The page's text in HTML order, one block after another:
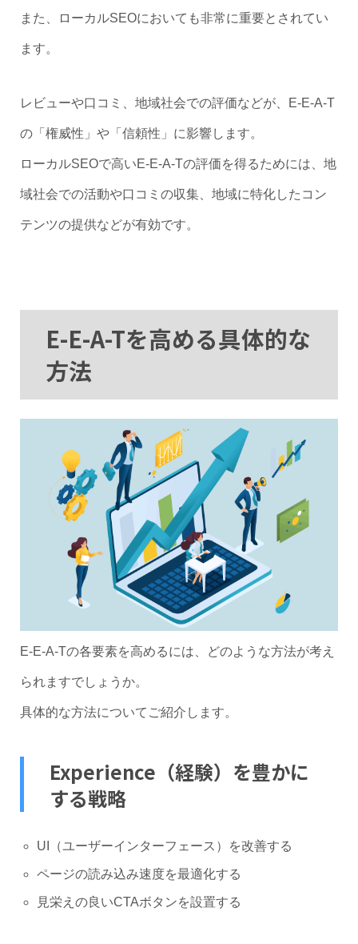
また、ローカルSEOにおいても非常に重要とされてい
ます。
レビューや口コミ、地域社会での評価などが、E-E-A-T
の「権威性」や「信頼性」に影響します。
ローカルSEOで高いE-E-A-Tの評価を得るためには、地
域社会での活動や口コミの収集、地域に特化したコン
テンツの提供などが有効です。
E-E-A-Tを高める具体的な
方法
E-E-A-Tの各要素を高めるには、どのような方法が考え
られますでしょうか。
具体的な方法についてご紹介します。
Experience（経験）を豊かに
する戦略
UI（ユーザーインターフェース）を改善する
ページの読み込み速度を最適化する
見栄えの良いCTAボタンを設置する